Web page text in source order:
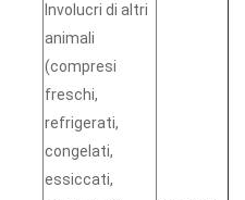
Involucri di altri
animali
(compresi
freschi,
refrigerati,
congelati,
essiccati,